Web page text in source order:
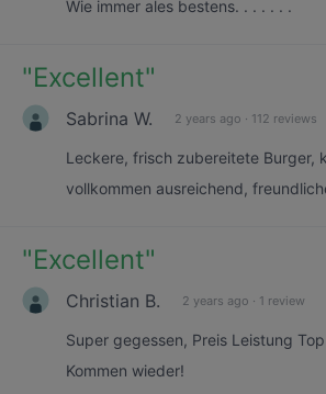
Wie immer ales bestens. . . . . . .
"Excellent"
Sabrina W. 2 years ago · 112 reviews
Leckere, frisch zubereitete Burger,
vollkommen ausreichend,
"Excellent"
Christian B. 2 years ago · 1 review
Super gegessen, Preis Leistung
Kommen wieder!